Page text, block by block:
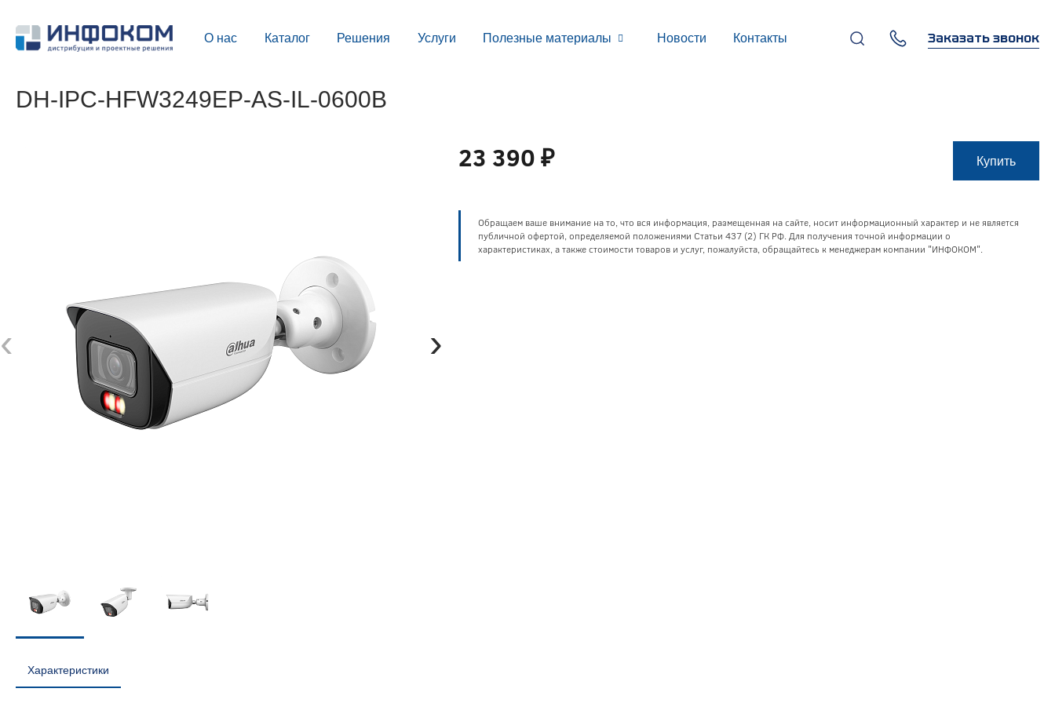
О нас Каталог Решения Услуги Полезные материалы Новости Контакты Заказать звонок
DH-IPC-HFW3249EP-AS-IL-0600B
‹ ›
23 390 ₽ Купить
Обращаем ваше внимание на то, что вся информация, размещенная на сайте, носит информационный характер и не является
публичной офертой, определяемой положениями Статьи 437 (2) ГК РФ. Для получения точной информации о
характеристиках, а также стоимости товаров и услуг, пожалуйста, обращайтесь к менеджерам компании "ИНФОКОМ".
Характеристики